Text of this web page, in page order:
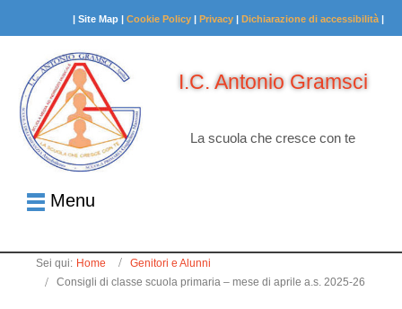
| Site Map | Cookie Policy | Privacy | Dichiarazione di accessibilità |
I.C. Antonio Gramsci
La scuola che cresce con te
Menu
Sei qui: Home
Genitori e Alunni
Consigli di classe scuola primaria – mese di aprile a.s. 2025-26